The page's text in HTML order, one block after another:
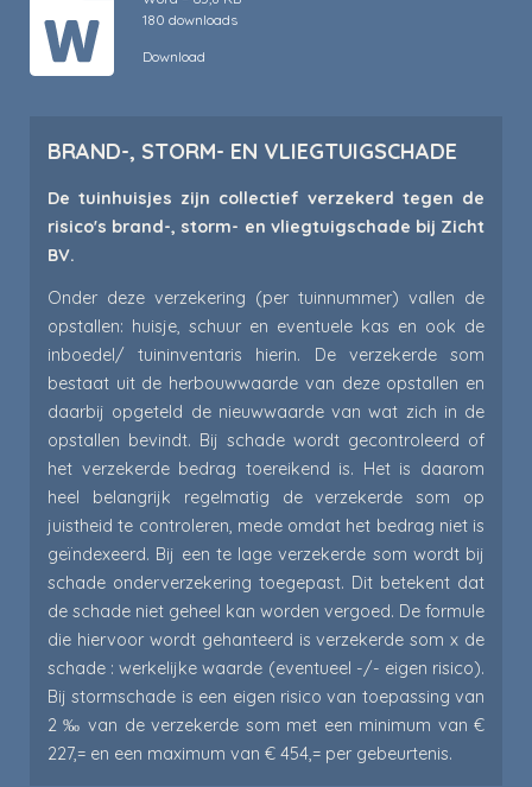
180 downloads
Download
BRAND-, STORM- EN VLIEGTUIGSCHADE
De tuinhuisjes zijn collectief verzekerd tegen de
risico's brand-, storm- en vliegtuigschade bij Zicht
BV.
Onder deze verzekering (per tuinnummer) vallen de
opstallen: huisje, schuur en eventuele kas en ook de
inboedel/ tuininventaris hierin. De verzekerde som
bestaat uit de herbouwwaarde van deze opstallen en
daarbij opgeteld de nieuwwaarde van wat zich in de
opstallen bevindt. Bij schade wordt gecontroleerd of
het verzekerde bedrag toereikend is. Het is daarom
heel belangrijk regelmatig de verzekerde som op
juistheid te controleren, mede omdat het bedrag niet is
geïndexeerd. Bij een te lage verzekerde som wordt bij
schade onderverzekering toegepast. Dit betekent dat
de schade niet geheel kan worden vergoed. De formule
die hiervoor wordt gehanteerd is verzekerde som x de
schade : werkelijke waarde (eventueel -/- eigen risico).
Bij stormschade is een eigen risico van toepassing van
2 ‰ van de verzekerde som met een minimum van €
227,= en een maximum van € 454,= per gebeurtenis.